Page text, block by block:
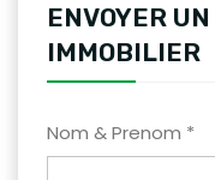
ENVOYER
IMMOBILIER
Nom & Prenom *